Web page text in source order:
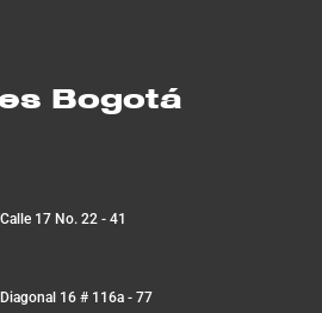
Bogotá
Calle 17 No. 22 - 41
Diagonal 16 # 116a - 77